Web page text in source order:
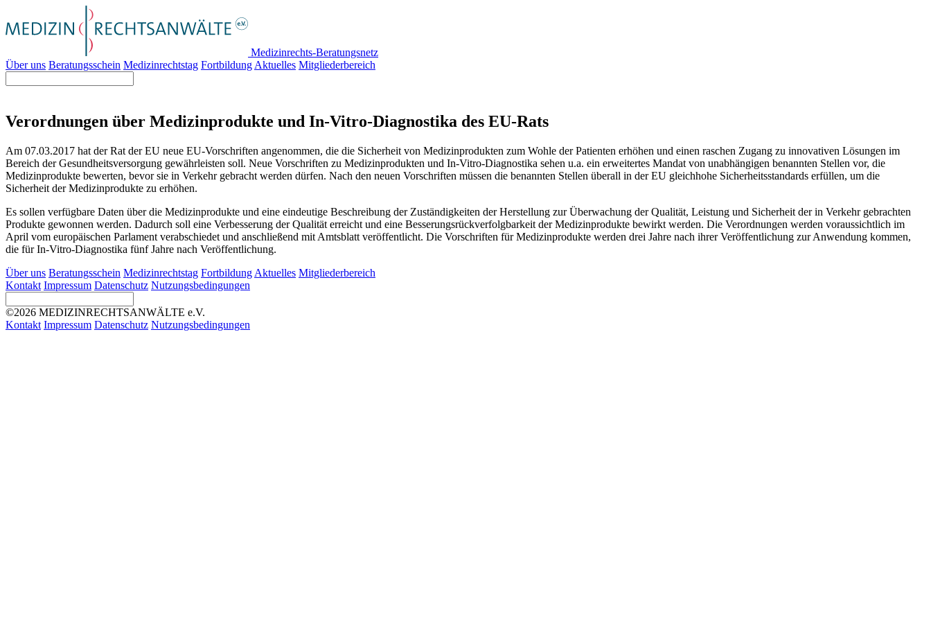
Medizinrechts-Beratungsnetz
Über uns Beratungsschein Medizinrechtstag Fortbildung Aktuelles Mitgliederbereich
Verordnungen über Medizinprodukte und In-Vitro-Diagnostika des EU-Rats
Am 07.03.2017 hat der Rat der EU neue EU-Vorschriften angenommen, die die Sicherheit von Medizinprodukten zum Wohle der Patienten erhöhen und einen raschen Zugang zu innovativen Lösungen im
Bereich der Gesundheitsversorgung gewährleisten soll. Neue Vorschriften zu Medizinprodukten und In-Vitro-Diagnostika sehen u.a. ein erweitertes Mandat von unabhängigen benannten Stellen vor, die
Medizinprodukte bewerten, bevor sie in Verkehr gebracht werden dürfen. Nach den neuen Vorschriften müssen die benannten Stellen überall in der EU gleichhohe Sicherheitsstandards erfüllen, um die
Sicherheit der Medizinprodukte zu erhöhen.
Es sollen verfügbare Daten über die Medizinprodukte und eine eindeutige Beschreibung der Zuständigkeiten der Herstellung zur Überwachung der Qualität, Leistung und Sicherheit der in Verkehr gebrachten
Produkte gewonnen werden. Dadurch soll eine Verbesserung der Qualität erreicht und eine Besserungsrückverfolgbarkeit der Medizinprodukte bewirkt werden. Die Verordnungen werden voraussichtlich im
April vom europäischen Parlament verabschiedet und anschließend mit Amtsblatt veröffentlicht. Die Vorschriften für Medizinprodukte werden drei Jahre nach ihrer Veröffentlichung zur Anwendung kommen,
die für In-Vitro-Diagnostika fünf Jahre nach Veröffentlichung.
Über uns Beratungsschein Medizinrechtstag Fortbildung Aktuelles Mitgliederbereich
Kontakt Impressum Datenschutz Nutzungsbedingungen
©2026 MEDIZINRECHTSANWÄLTE e.V.
Kontakt Impressum Datenschutz Nutzungsbedingungen